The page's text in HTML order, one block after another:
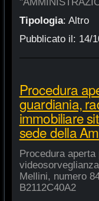
Tipologia: Altro
Pubblicato il: 14/
Procedura
guardiania,
immobiliare
sede della
Procedura
Mellini, numero
B2112C40A2